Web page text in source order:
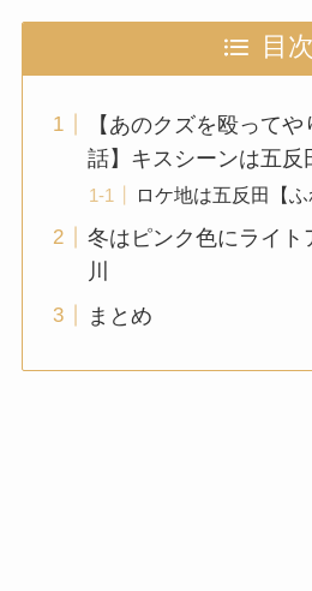
目次
【あのクズを殴って
話】キスシーンは五反
ロケ地は五反田【ふ
冬はピンク色にライト
川
まとめ